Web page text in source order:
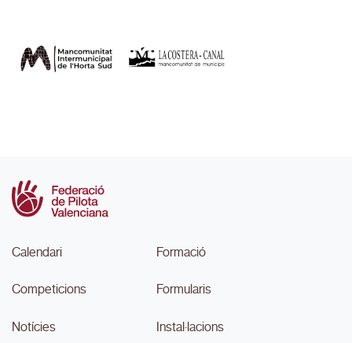
Calendari
Competicions
Notícies
Formació
Formularis
Instal·lacions